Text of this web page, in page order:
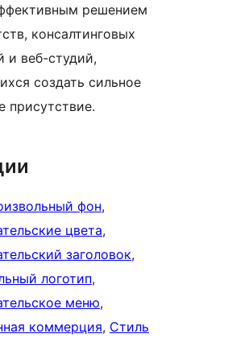
решением
консалтинговых
и веб-студий,
создать сильное
присутствие.
фон
цвета
заголовок
логотип
меню
коммерция, Стиль